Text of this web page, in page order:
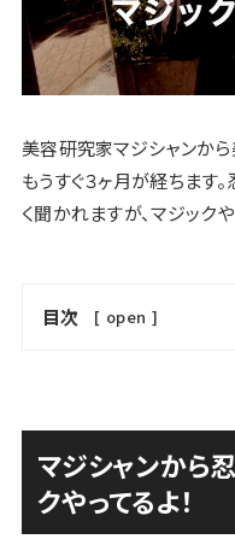
美容研究家マジシャンか
もうすぐ３ヶ月が経ちます
く聞かれますが、マジックや
目次 [ open ]
マジシャンから
クやってるよ！